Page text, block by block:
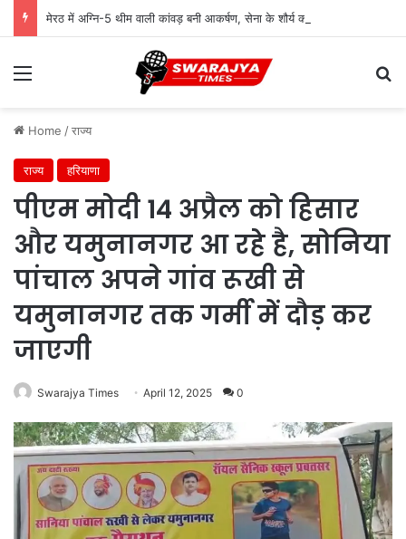
मेरठ में अग्नि-5 थीम वाली कांवड़ बनी आकर्षण, सेना के शौर्य को किया समर्पित
Menu
Home /राज्य
राज्य हरियाणा
पीएम मोदी 14 अप्रैल को हिसार
और यमुनानगर आ रहे है, सोनिया
पांचाल अपने गांव रूखी से
यमुनानगर तक गर्मी में दौड़ कर
जाएगी
Swarajya Times April 12, 2025 0